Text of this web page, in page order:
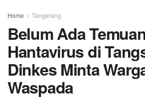
Home Tangerang
Belum Ada
Hantavirus di
Dinkes Minta
Waspada